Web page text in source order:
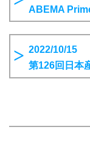
ABEMA
2022/10/15
第126回日本